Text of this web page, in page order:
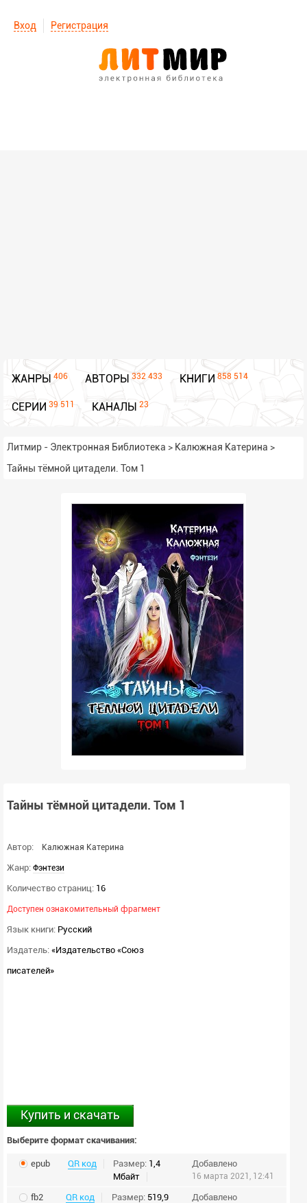
Вход Регистрация
ЖАНРЫ 406 АВТОРЫ 332 433 КНИГИ 858 514
СЕРИИ 39 511 КАНАЛЫ 23
Литмир - Электронная Библиотека > Калюжная Катерина >
Тайны тёмной цитадели. Том 1
Тайны тёмной цитадели. Том 1
Автор: Калюжная Катерина
Жанр: Фэнтези
Количество страниц: 16
Доступен ознакомительный фрагмент
Язык книги: Русский
Издатель: «Издательство «Союз
писателей»
Купить и скачать
Выберите формат скачивания:
epub QR код Размер: 1,4
Мбайт
Добавлено
16 марта 2021, 12:41
fb2 QR код Размер: 519,9
Добавлено